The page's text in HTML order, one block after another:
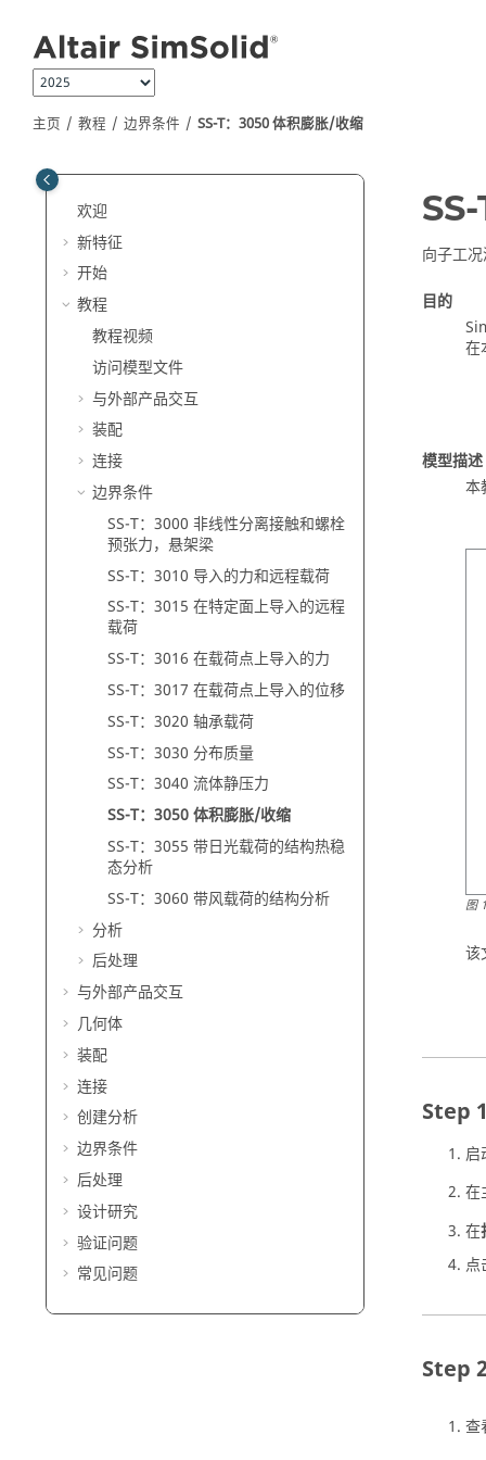
主页 教程 边界条件 SS-T：3050 体积膨胀/收缩
欢迎
新特征
开始
教程
教程视频
访问模型文件
与外部产品交互
装配
连接
边界条件
SS-T：3000 非线性分离接触和螺栓
预张力，悬架梁
SS-T：3010 导入的力和远程载荷
SS-T：3015 在特定面上导入的远程
载荷
SS-T：3016 在载荷点上导入的力
SS-T：3017 在载荷点上导入的位移
SS-T：3020 轴承载荷
SS-T：3030 分布质量
SS-T：3040 流体静压力
SS-T：3050 体积膨胀/收缩
SS-T：3055 带日光载荷的结构热稳
态分析
SS-T：3060 带风载荷的结构分析
分析
后处理
与外部产品交互
几何体
装配
连接
创建分析
边界条件
后处理
设计研究
验证问题
常见问题
向子工
目的
在
模型描述
本
图1
该
启
在
在
点
查